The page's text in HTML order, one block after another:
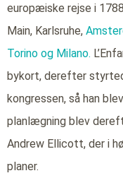
europæiske rejse i
Main, Karlsruhe,
Torino og Milano.
bykort, derefter
kongressen, så han
planlægning blev
Andrew Ellicott, der i
planer.